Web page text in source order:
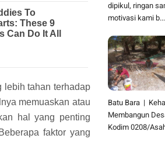
lebih tahan terhadap
memuaskan atau
hal yang penting
faktor yang
dipikul, ringan
motivasi kami b...
Batu Bara |
Membangun
Kodim 0208/